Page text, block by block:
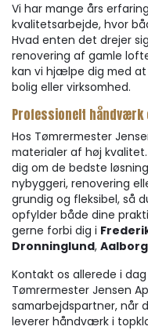
Vi har mange års
kvalitetsarbejde, hvor
Hvad enten det drejer
renovering af gamle
kan vi hjælpe dig med
bolig eller virksomhed.
Professionelt
Hos Tømrermester
materialer af høj
dig om de bedste
nybyggeri, renovering
grundig og fleksibel, så
opfylder både dine
gerne forbi dig i
Dronninglund, Aalborg
Kontakt os allerede i
Tømrermester Jensen
samarbejdspartner,
leverer håndværk i